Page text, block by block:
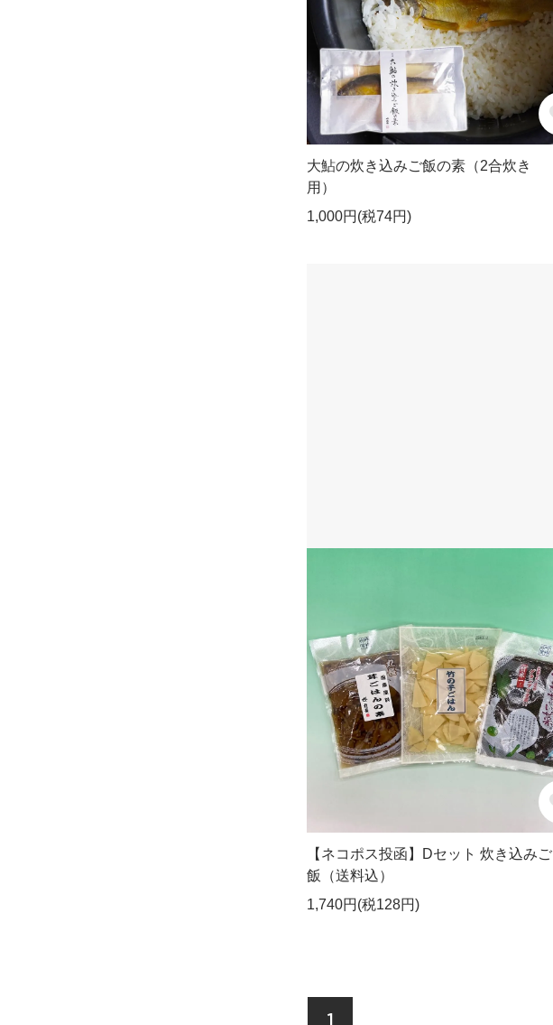
大鮎の炊き込みご飯の素（2合炊き
用）
1,000円(税74円)
【ネコポス投函】Dセット 炊き込みご
飯（送料込）
1,740円(税128円)
1